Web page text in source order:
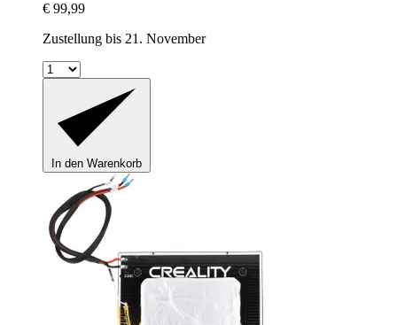
€ 99,99
Zustellung bis 21. November
In den Warenkorb